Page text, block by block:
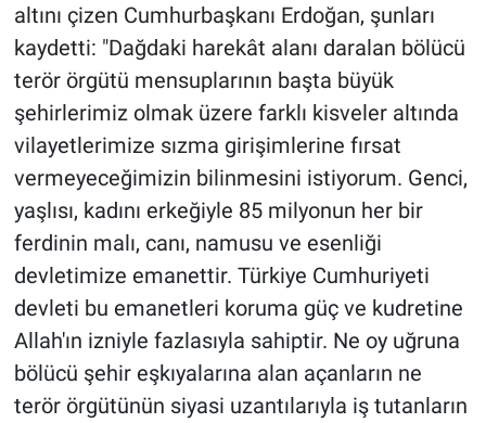
altını çizen Cumhurbaşkanı Erdoğan, şunları
kaydetti: "Dağdaki harekât alanı daralan bölücü
terör örgütü mensuplarının başta büyük
şehirlerimiz olmak üzere farklı kisveler altında
vilayetlerimize sızma girişimlerine fırsat
vermeyeceğimizin bilinmesini istiyorum. Genci,
yaşlısı, kadını erkeğiyle 85 milyonun her bir
ferdinin malı, canı, namusu ve esenliği
devletimize emanettir. Türkiye Cumhuriyeti
devleti bu emanetleri koruma güç ve kudretine
Allah'ın izniyle fazlasıyla sahiptir. Ne oy uğruna
bölücü şehir eşkıyalarına alan açanların ne
terör örgütünün siyasi uzantılarıyla iş tutanların